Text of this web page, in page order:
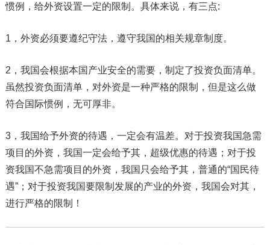
惯例，给外资设置一定的限制。具体来说，有三点:
1，外资必须要遵纪守法，遵守我国的相关规章制度。
2，我国会根据本国产业安全的需要，制定了投资负面清单。
虽然投资负面清单，对外资是一种严格的限制，但是这么做
符合国际惯例，无可厚非。
3，我国给予外资的待遇，一定会有温差。对于投资我国急需
项目的外资，我国一定会给予其，超级优惠的待遇；对于投
资我国不急需项目的外资，我国只会给予其，普通的“国民待
遇”；对于投资我国要限制发展的产业的外资，我国会对其，
进行严格的限制！